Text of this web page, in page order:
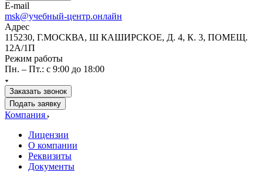
E-mail
msk@учебный-центр.онлайн
Адрес
115230, Г.МОСКВА, Ш КАШИРСКОЕ, Д. 4, К. 3, ПОМЕЩ.
12А/1П
Режим работы
Пн. – Пт.: с 9:00 до 18:00
Заказать звонок
Подать заявку
Компания
Лицензии
О компании
Реквизиты
Документы